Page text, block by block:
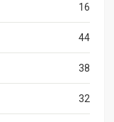
16
44
38
32